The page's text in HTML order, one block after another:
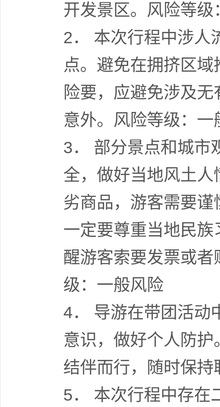
开发景区。风险等级
2． 本次行程中涉人
点。避免在拥挤区
险要，应避免涉及
意外。风险等级：一
3． 部分景点和城市
全，做好当地风土
劣商品，游客需要
一定要尊重当地民
醒游客索要发票或
级：一般风险
4． 导游在带团活动
意识，做好个人防
结伴而行，随时保
5． 本次行程中存在